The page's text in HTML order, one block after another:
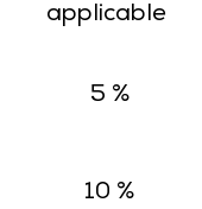
applicable
5 %
10 %